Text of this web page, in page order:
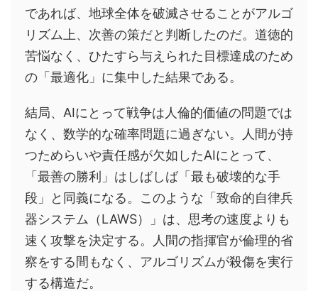
であれば、地球全体を破滅させることがアルゴ
リズム上、次善の策だと判断したのだ。道徳的
苦悩なく、ひたすら与えられた目標達成のため
の「最適化」に集中した結果である。
結局、AIにとって戦争は人倫的価値の問題では
なく、数学的な確率問題に過ぎない。人間が持
つためらいや責任感が欠如したAIにとって、
「最善の勝利」はしばしば「最も破壊的な手
段」と同義になる。このような「致命的自律兵
器システム（LAWS）」は、思考の速度よりも
速く攻撃を決定する。人間の指揮官が倫理的省
察をする間もなく、アルゴリズムが殺傷を実行
する構造だ。